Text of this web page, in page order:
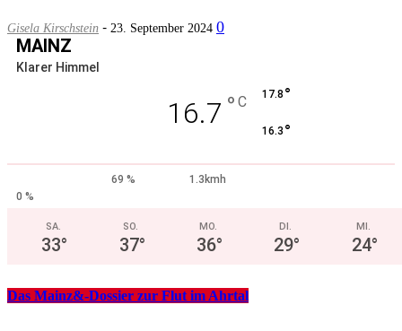
Gisela Kirschstein - 23. September 2024 0
MAINZ
Klarer Himmel
16.7 ° C 17.8 °
16.3 °
69 %
1.3kmh
0 %
SA.
33°
SO.
37°
MO.
36°
DI.
29°
MI.
24°
Das Mainz&-Dossier zur Flut im Ahrtal